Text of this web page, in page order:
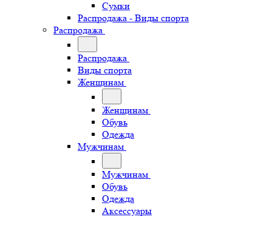
Сумки
Распродажа - Виды спорта
Распродажа
Распродажа
Виды спорта
Женщинам
Женщинам
Обувь
Одежда
Мужчинам
Мужчинам
Обувь
Одежда
Аксессуары